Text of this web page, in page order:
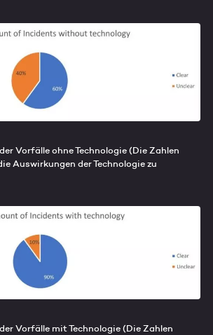
Vorfälle ohne Technologie (Die Zahlen
Auswirkungen der Technologie zu
Vorfälle mit Technologie (Die Zahlen